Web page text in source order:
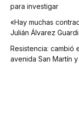
para investigar
«Hay muchas
Julián Álvarez
Resistencia: cambió
avenida San Martín